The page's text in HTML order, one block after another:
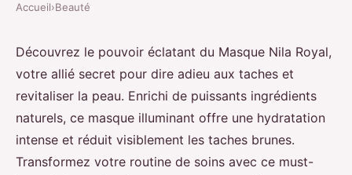
Masque nila royal : illuminez
votre peau et dites adieu aux
taches
Gabin•12 septembre 2024•3 min de lecture
Accueil›Beauté
Découvrez le pouvoir éclatant du Masque Nila Royal,
votre allié secret pour dire adieu aux taches et
revitaliser la peau. Enrichi de puissants ingrédients
naturels, ce masque illuminant offre une hydratation
intense et réduit visiblement les taches brunes.
Transformez votre routine de soins avec ce must-